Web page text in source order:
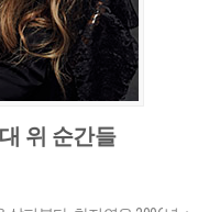
위 순간들